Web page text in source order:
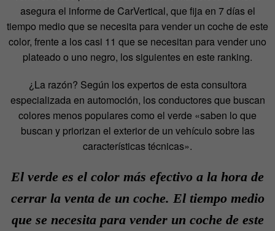
asegura el informe de CarVertical, que fija en 7 días el
tiempo medio que se necesita para vender un coche de este
color, frente a los casi 11 que se necesitan para vender uno
plateado o uno negro, los siguientes en este ranking.
¿La razón? Según los expertos de esta consultora
especializada en automoción, los conductores que buscan
colores menos populares como el verde «saben lo que
buscan y priorizan el exterior de un vehículo sobre las
características técnicas».
El verde es el color más efectivo a la hora de
cerrar la venta de un coche. El tiempo medio
que se necesita para vender un coche de este